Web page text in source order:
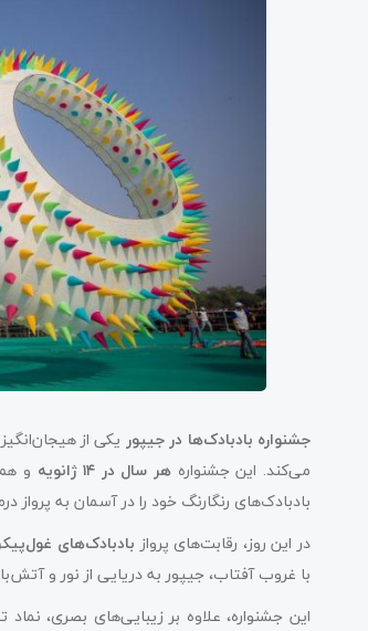
جشنواره بادبادک‌ها در جیپور یکی از
می‌کند. این جشنواره هر سال در ۱۴ژانویه و
بادبادک‌های رنگارنگ خود را در آسمان به پرواز
در این روز، رقابت‌های پرواز بادبادک‌های
با غروب آفتاب، جیپور به دریایی از نور و
این جشنواره، علاوه بر زیبایی‌های بصری،